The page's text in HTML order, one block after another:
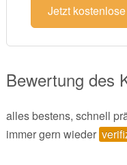
Jetzt
Bewertung des
alles bestens, schnell
immer gern wieder